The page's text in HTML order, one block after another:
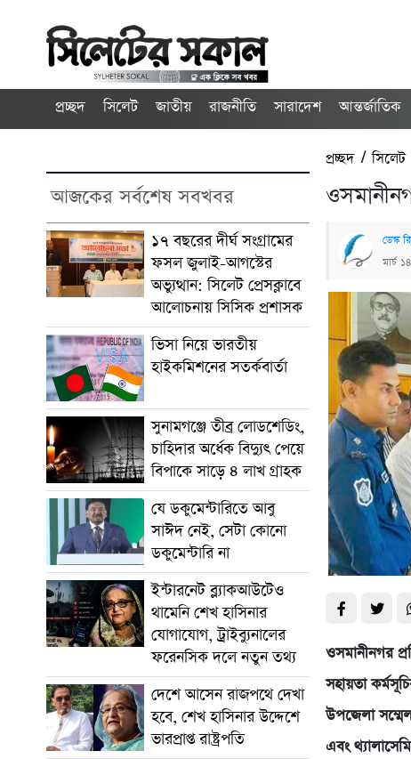
প্রচ্ছদ সিলেট জাতীয় রাজনীতি সারাদেশ আন্তর্জাতিক
আজকের সর্বশেষ সবখবর
১৭ বছরের দীর্ঘ সংগ্রামের
ফসল জুলাই-আগস্টের
অভ্যুত্থান: সিলেট প্রেসক্লাবে
আলোচনায় সিসিক প্রশাসক
ভিসা নিয়ে ভারতীয়
হাইকমিশনের সতর্কবার্তা
সুনামগঞ্জে তীব্র লোডশেডিং,
চাহিদার অর্ধেক বিদ্যুৎ পেয়ে
বিপাকে সাড়ে ৪ লাখ গ্রাহক
যে ডকুমেন্টারিতে আবু
সাঈদ নেই, সেটা কোনো
ডকুমেন্টারি না
ইন্টারনেট ব্ল্যাকআউটেও
থামেনি শেখ হাসিনার
যোগাযোগ, ট্রাইব্যুনালের
ফরেনসিক দলে নতুন তথ্য
দেশে আসেন রাজপথে দেখা
হবে, শেখ হাসিনার উদ্দেশে
ভারপ্রাপ্ত রাষ্ট্রপতি
প্রচ্ছদ/সিলেট
ডেস্ক
মার্চ
ওসমানীনগর
সহায়তা
উপজেলা
এবং